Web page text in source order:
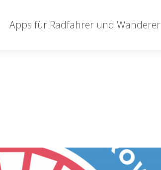
Apps für Radfahrer und Wanderer